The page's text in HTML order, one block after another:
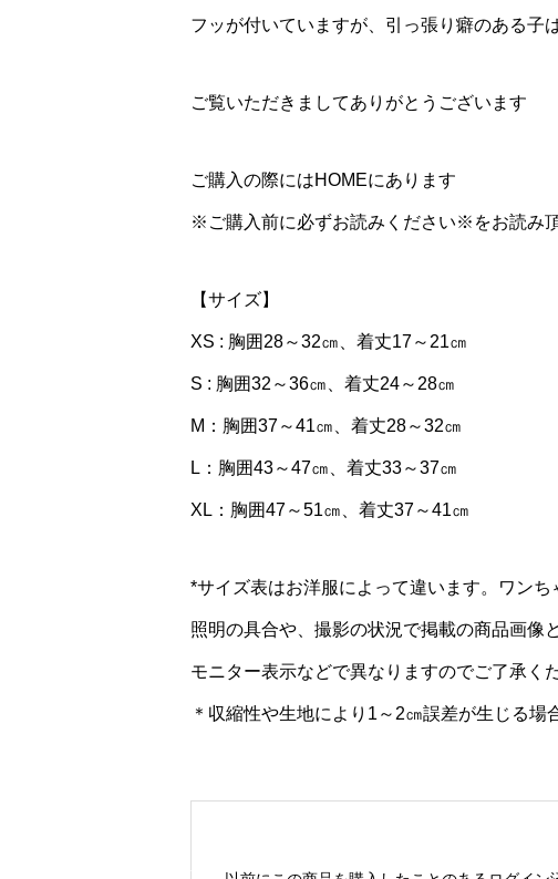
フッが付いていますが、引っ張り癖のある子
ご覧いただきましてありがとうございます
ご購入の際にはHOMEにあります
※ご購入前に必ずお読みください※をお読み
【サイズ】
XS : 胸囲28～32㎝、着丈17～21㎝
S : 胸囲32～36㎝、着丈24～28㎝
M：胸囲37～41㎝、着丈28～32㎝
L：胸囲43～47㎝、着丈33～37㎝
XL：胸囲47～51㎝、着丈37～41㎝
*サイズ表はお洋服によって違います。ワンち
照明の具合や、撮影の状況で掲載の商品画像
モニター表示などで異なりますのでご了承く
＊収縮性や生地により1～2㎝誤差が生じる場